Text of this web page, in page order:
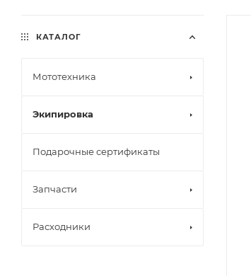
КАТАЛОГ
Мототехника
Экипировка
Подарочные сертификаты
Запчасти
Расходники